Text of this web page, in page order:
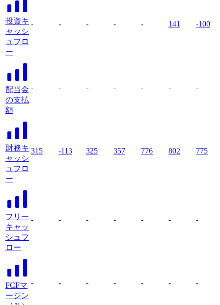
投資キ
ャッシ
ュフロ
ー
- - - - - 141 -100
配当金
の支払
額
- - - - - - -
財務キ
ャッシ
ュフロ
ー
315 -113 325 357 776 802 775
フリー
キャッ
シュフ
ロー
- - - - - - -
FCFマ
ージン
- - - - - - -